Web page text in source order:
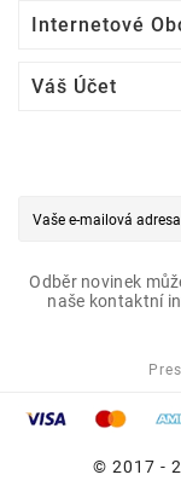
Internetové
Váš Účet
Odběr novinek
naše kontaktní
© 2017 -